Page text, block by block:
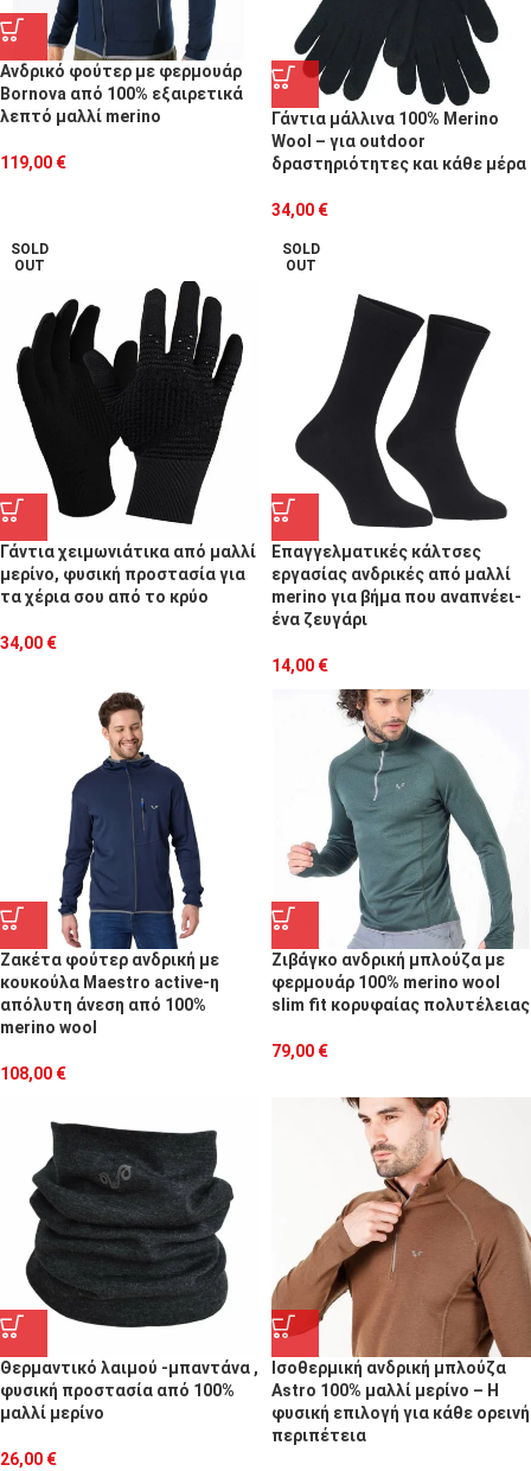
Ανδρικό φούτερ με φερμουάρ
Bornova από 100% εξαιρετικά
λεπτό μαλλί merino
119,00 €
Γάντια μάλλινα 100% Merino
Wool – για οutdoor
δραστηριότητες και κάθε μέρα
34,00 €
SOLD
OUT
Γάντια χειμωνιάτικα από μαλλί
μερίνο, φυσική προστασία για
τα χέρια σου από το κρύο
34,00 €
SOLD
OUT
Επαγγελματικές κάλτσες
εργασίας ανδρικές από μαλλί
merino για βήμα που αναπνέει-
ένα ζευγάρι
14,00 €
Ζακέτα φούτερ ανδρική με
κουκούλα Maestro active-η
απόλυτη άνεση από 100%
merino wool
108,00 €
Ζιβάγκο ανδρική μπλούζα με
φερμουάρ 100% merino wool
slim fit κορυφαίας πολυτέλειας
79,00 €
Θερμαντικό λαιμού -μπαντάνα ,
φυσική προστασία από 100%
μαλλί μερίνο
26,00 €
Ισοθερμική ανδρική μπλούζα
Astro 100% μαλλί μερίνο – Η
φυσική επιλογή για κάθε ορεινή
περιπέτεια